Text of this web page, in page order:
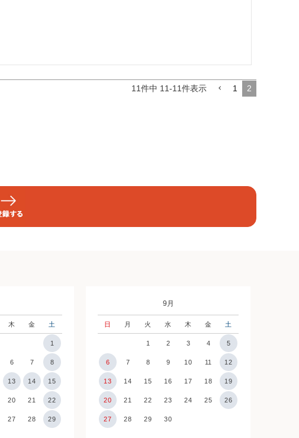
11件中 11-11件表示 1 2
木 金 土
1
6 7 8
13 14 15
20 21 22
27 28 29
9月
日 月 火 水 木 金 土
1 2 3 4 5
6 7 8 9 10 11 12
13 14 15 16 17 18 19
20 21 22 23 24 25 26
27 28 29 30